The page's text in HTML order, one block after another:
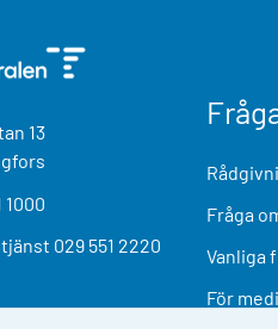
13
1000
029 551 2220
Fråga
Vanliga
För